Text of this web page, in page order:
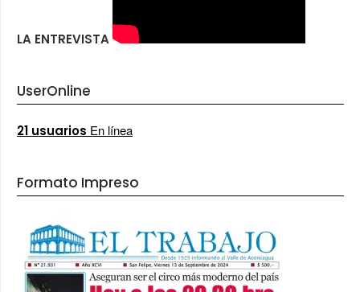
LA ENTREVISTA
UserOnline
21 usuarios En línea
Formato Impreso